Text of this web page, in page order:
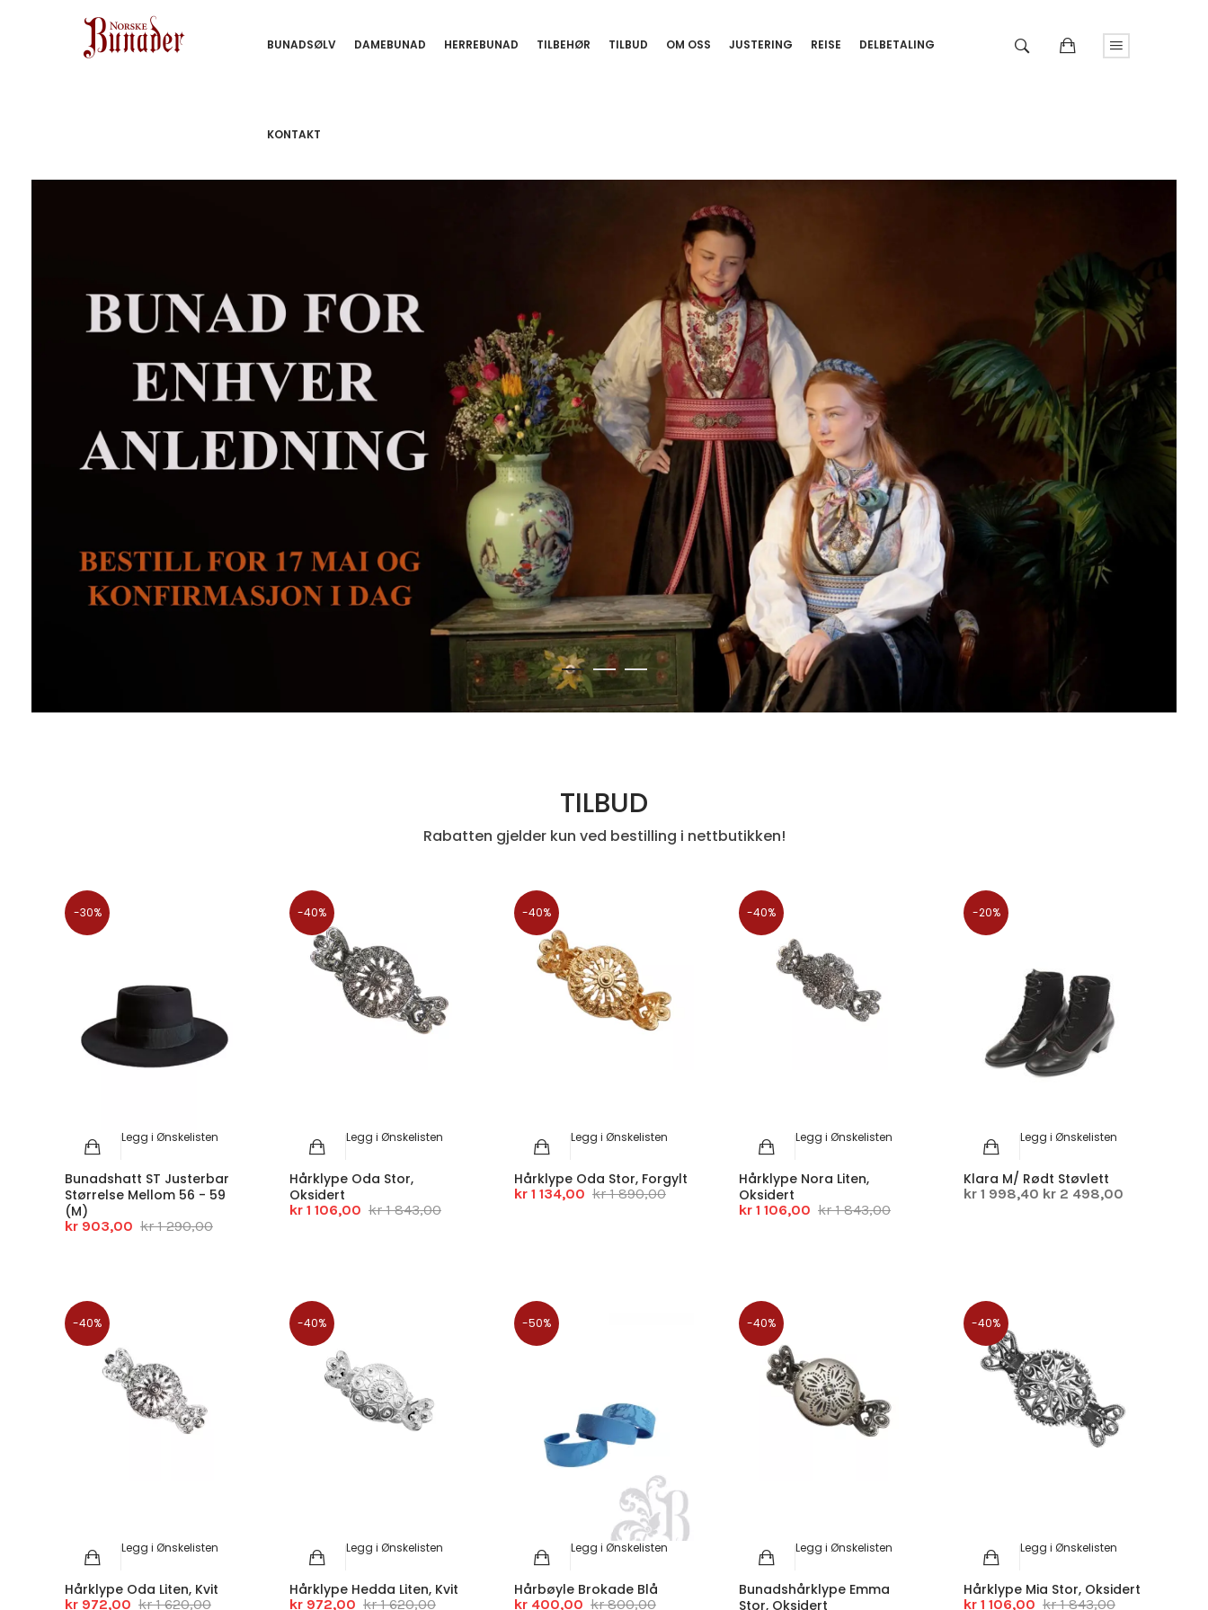
BUNADSØLV DAMEBUNAD HERREBUNAD TILBEHØR TILBUD OM OSS JUSTERING REISE DELBETALING
KONTAKT
TILBUD
Rabatten gjelder kun ved bestilling i nettbutikken!
-30%
Legg i Ønskelisten
Bunadshatt ST Justerbar
Størrelse Mellom 56 - 59
(M)
kr 903,00 kr 1 290,00
-40%
Legg i Ønskelisten
Hårklype Oda Stor,
Oksidert
kr 1 106,00 kr 1 843,00
-40%
Legg i Ønskelisten
Hårklype Oda Stor, Forgylt
kr 1 134,00 kr 1 890,00
-40%
Legg i Ønskelisten
Hårklype Nora Liten,
Oksidert
kr 1 106,00 kr 1 843,00
-20%
Legg i Ønskelisten
Klara M/ Rødt Støvlett
kr 1 998,40 kr 2 498,00
-40%
Legg i Ønskelisten
Hårklype Oda Liten, Kvit
kr 972,00 kr 1 620,00
-40%
Legg i Ønskelisten
Hårklype Hedda Liten, Kvit
kr 972,00 kr 1 620,00
-50%
Legg i Ønskelisten
Hårbøyle Brokade Blå
kr 400,00 kr 800,00
-40%
Legg i Ønskelisten
Bunadshårklype Emma
Stor, Oksidert
-40%
Legg i Ønskelisten
Hårklype Mia Stor, Oksidert
kr 1 106,00 kr 1 843,00